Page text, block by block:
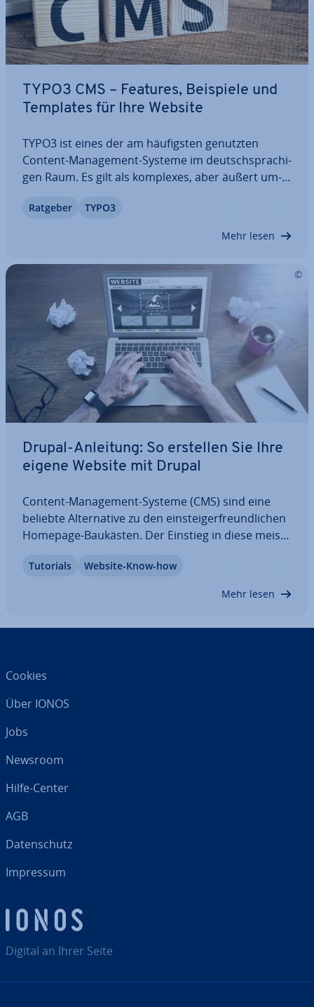
TYPO3 CMS – Features, Beispiele und
Templates für Ihre Website
TYPO3 ist eines der am häu­figs­ten genutzten
Content-Ma­nage­ment-Systeme im deutsch­spra­chi­
gen Raum. Es gilt als komplexes, aber äußert um­
fürs Webdesign bietet. Wir bieten Ihnen In­for­ma­
Ratgeber TYPO3
Mehr lesen
Drupal-Anleitung: So erstellen Sie Ihre
eigene Website mit Drupal
Content-Ma­nage­ment-Systeme (CMS) sind eine
beliebte Al­ter­na­ti­ve zu den ein­steig­er­freund­li­chen
Homepage-Baukästen. Der Einstieg in diese meist
mühsamer – und das bereits bei der In­stal­la­ti­on
Tutorials Website-Know-how
Mehr lesen
Digital an Ihrer Seite
Cookies
Über IONOS
Jobs
Newsroom
Hilfe-Center
AGB
Da­ten­schutz
Impressum